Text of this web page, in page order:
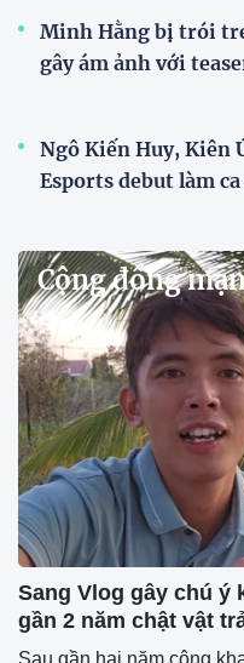
Minh Hằng bị trói
gây ám ảnh với
Ngô Kiến Huy, Kiên
Esports debut làm
Cộng đồng
Sang Vlog gây chú ý
gần 2 năm chật vật